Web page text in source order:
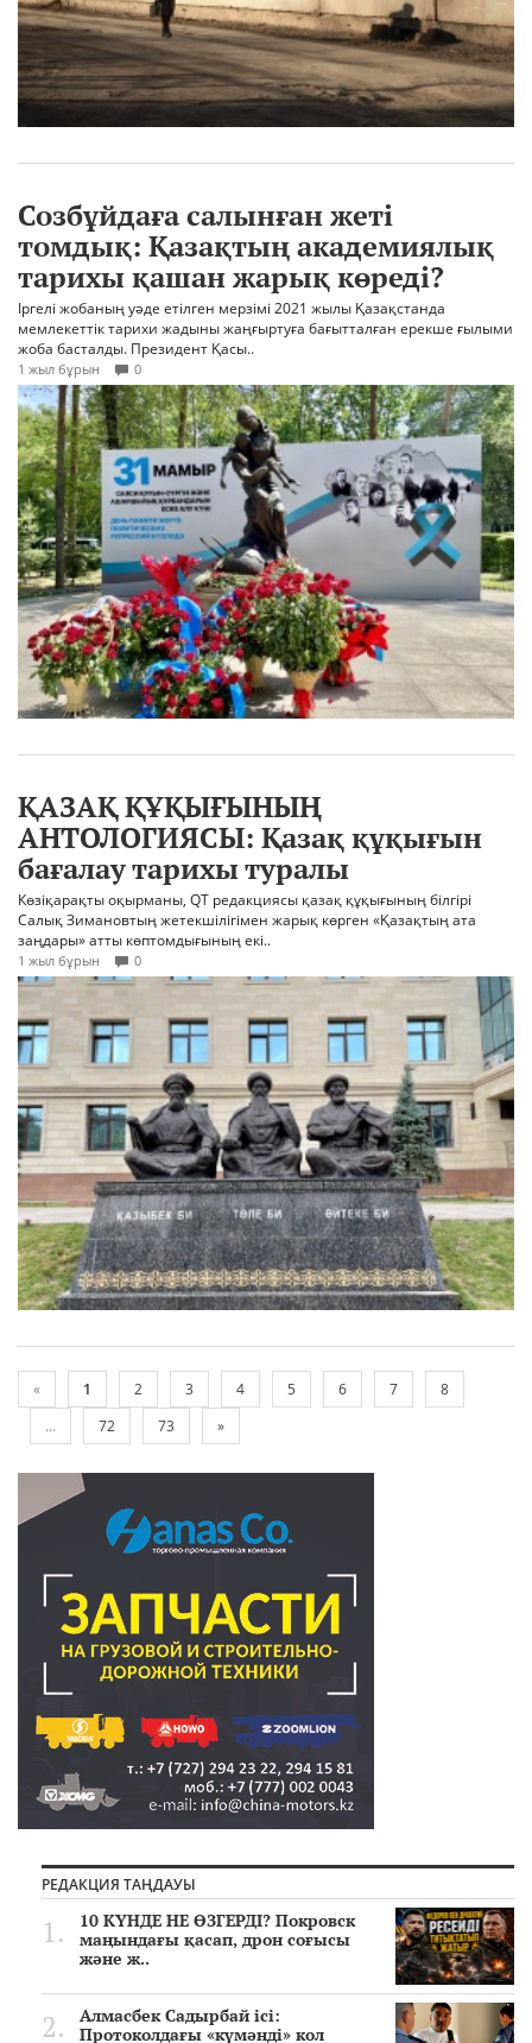
Созбұйдаға салынған жеті
томдық: Қазақтың академиялық
тарихы қашан жарық көреді?
Іргелі жобаның уәде етілген мерзімі 2021 жылы Қазақстанда
мемлекеттік тарихи жадыны жаңғыртуға бағытталған ерекше ғылыми
жоба басталды. Президент Қасы..
1 жыл бұрын 0
ҚАЗАҚ ҚҰҚЫҒЫНЫҢ
АНТОЛОГИЯСЫ: Қазақ құқығын
бағалау тарихы туралы
Көзіқарақты оқырманы, QT редакциясы қазақ құқығының білгірі
Салық Зимановтың жетекшілігімен жарық көрген «Қазақтың ата
заңдары» атты көптомдығының екі..
1 жыл бұрын 0
« 1 2 3 4 5 6 7
8
...
72 73 »
РЕДАКЦИЯ ТАҢДАУЫ
10 КҮНДЕ НЕ ӨЗГЕРДІ? Покровск
маңындағы қасап, дрон соғысы
және ж..
Алмасбек Садырбай ісі:
Протоколдағы «күмәнді» кол